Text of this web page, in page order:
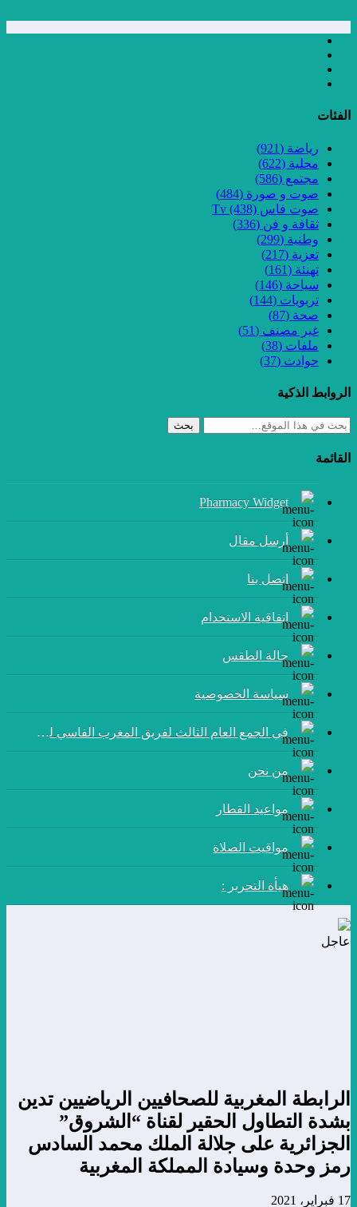
الفئات
رياضة (921)
محلية (622)
مجتمع (586)
صوت و صورة (484)
صوت فاس Tv (438)
ثقافة و فن (336)
وطنية (299)
تعزية (217)
تهنئة (161)
سياحة (146)
تربويات (144)
صحة (87)
غير مصنف (51)
ملفات (38)
حوادث (37)
الروابط الذكية
بحث
القائمة
Pharmacy Widget
أرسل مقال
إتصل بنا
اتفاقية الاستخدام
حالة الطقس
سياسة الخصوصية
في الجمع العام الثالث لفريق المغرب الفاسي لكرة القدم:
من نحن
مواعيد القطار
مواقيت الصلاة
هيأة التحرير :
عاجل
الرابطة المغربية للصحافيين الرياضيين تدين
بشدة التطاول الحقير لقناة “الشروق”
الجزائرية على جلالة الملك محمد السادس
رمز وحدة وسيادة المملكة المغربية
17 فبراير، 2021